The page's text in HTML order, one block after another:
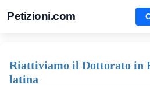
Petizioni.com
Riattiviamo il Dottorato in
latina